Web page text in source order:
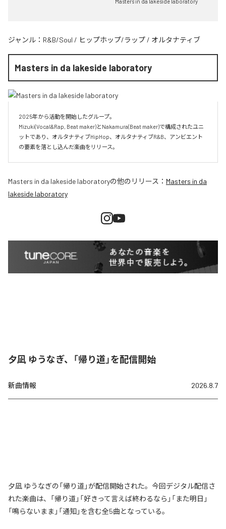
ジャンル： R&B/Soul / ヒップホップ/ラップ / オルタナティブ
Masters in da lakeside laboratory
2025年から活動を開始したグループ。
Mizuki(Vocal&Rap, Beat maker)とNakamura(Beat maker)で構成されたユニ
ットであり、オルタナティブHipHop、オルタナティブR&B、アンビエント
Masters in da lakeside laboratoryの他のリリース： Masters in da
lakeside laboratory
夕凪 ゆうなぎ、「帰り道」を配信開始
新曲情報 2026.8.7
夕凪 ゆうなぎの「帰り道」が配信開始された。今回デジタル配信さ
れた楽曲は、「帰り道」「好きって言えば終わるなら」「また明日」
「鳴らないまま」「通知」を含む全5曲となっている。